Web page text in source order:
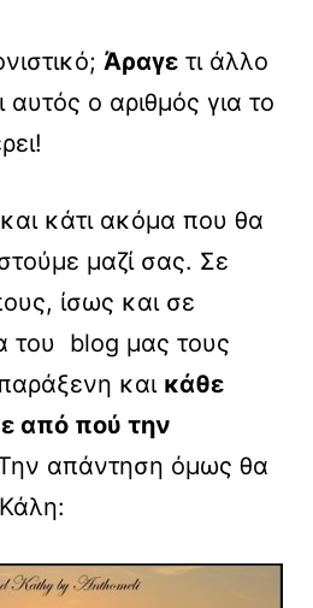
Άραγε τι άλλο
ο αριθμός για το
κάτι ακόμα που θα
μαζί σας. Σε
ίσως και σε
του blog μας τους
και κάθε
από πού την
απάντηση όμως θα